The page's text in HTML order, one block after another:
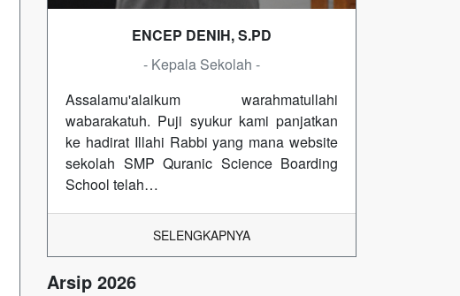
ENCEP DENIH, S.PD
- Kepala Sekolah -
Assalamu'alaikum warahmatullahi
wabarakatuh. Puji syukur kami panjatkan
ke hadirat Illahi Rabbi yang mana website
sekolah SMP Quranic Science Boarding
School telah…
SELENGKAPNYA
Arsip 2026